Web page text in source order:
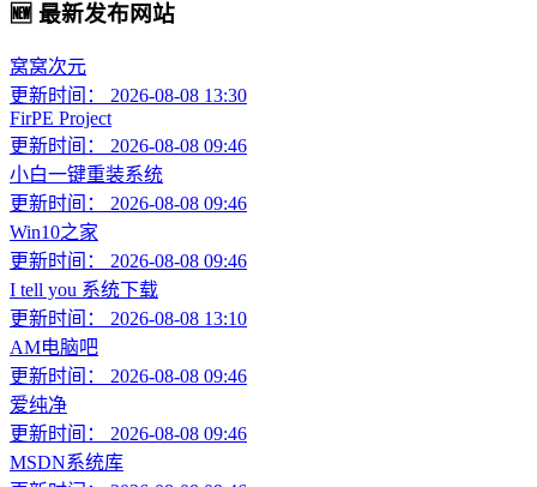
🆕 最新发布网站
窝窝次元
更新时间： 2026-08-08 13:30
FirPE Project
更新时间： 2026-08-08 09:46
小白一键重装系统
更新时间： 2026-08-08 09:46
Win10之家
更新时间： 2026-08-08 09:46
I tell you 系统下载
更新时间： 2026-08-08 13:10
AM电脑吧
更新时间： 2026-08-08 09:46
爱纯净
更新时间： 2026-08-08 09:46
MSDN系统库